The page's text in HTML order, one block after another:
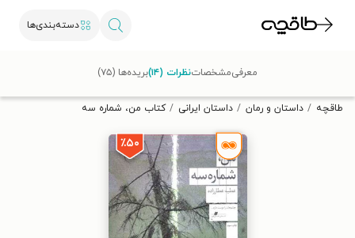
دسته‌بندی‌ها
تخفیف از طاقچه دریافت کن.
طاقچه داستان و رمان داستان ایرانی کتاب من، شماره سه
٪۵۰
معرفیمشخصاتنظرات (۱۴) بریده‌ها (۷۵)